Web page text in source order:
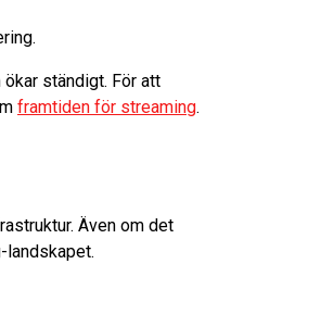
ständigt. För att
framtiden för streaming.
Även om det
landskapet.